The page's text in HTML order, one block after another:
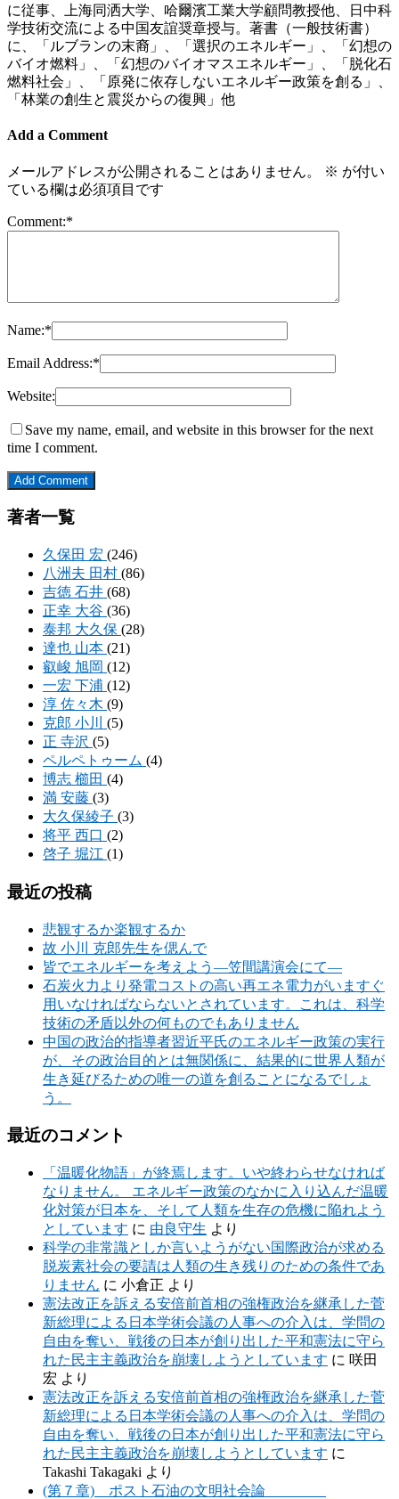
に従事、上海同洒大学、哈爾濱工業大学顧問教授他、日中科
学技術交流による中国友誼奨章授与。著書（一般技術書）
に、「ルブランの末裔」、「選択のエネルギー」、「幻想の
バイオ燃料」、「幻想のバイオマスエネルギー」、「脱化石
燃料社会」、「原発に依存しないエネルギー政策を創る」、
「林業の創生と震災からの復興」他
Add a Comment
メールアドレスが公開されることはありません。 ※ が付い
ている欄は必須項目です
Comment:*
Name:*
Email Address:*
Website:
Save my name, email, and website in this browser for the next
time I comment.
著者一覧
久保田 宏 (246)
八洲夫 田村 (86)
吉徳 石井 (68)
正幸 大谷 (36)
泰邦 大久保 (28)
達也 山本 (21)
叡峻 旭岡 (12)
一宏 下浦 (12)
淳 佐々木 (9)
克郎 小川 (5)
正 寺沢 (5)
ペルペトゥーム (4)
博志 櫛田 (4)
満 安藤 (3)
大久保綾子 (3)
将平 西口 (2)
啓子 堀江 (1)
最近の投稿
悲観するか楽観するか
故 小川 克郎先生を偲んで
皆でエネルギーを考えよう―笠間講演会にて―
石炭火力より発電コストの高い再エネ電力がいますぐ
用いなければならないとされています。これは、科学
技術の矛盾以外の何ものでもありません
中国の政治的指導者習近平氏のエネルギー政策の実行
が、その政治目的とは無関係に、結果的に世界人類が
生き延びるための唯一の道を創ることになるでしょ
う。
最近のコメント
「温暖化物語」が終焉します。いや終わらせなければ
なりません。 エネルギー政策のなかに入り込んだ温暖
化対策が日本を、そして人類を生存の危機に陥れよう
としています に 由良守生 より
科学の非常識としか言いようがない国際政治が求める
脱炭素社会の要請は人類の生き残りのための条件であ
りません に 小倉正 より
憲法改正を訴える安倍前首相の強権政治を継承した菅
新総理による日本学術会議の人事への介入は、学問の
自由を奪い、戦後の日本が創り出した平和憲法に守ら
れた民主主義政治を崩壊しようとしています に 咲田
宏 より
憲法改正を訴える安倍前首相の強権政治を継承した菅
新総理による日本学術会議の人事への介入は、学問の
自由を奪い、戦後の日本が創り出した平和憲法に守ら
れた民主主義政治を崩壊しようとしています に
Takashi Takagaki より
(第７章) ポスト石油の文明社会論